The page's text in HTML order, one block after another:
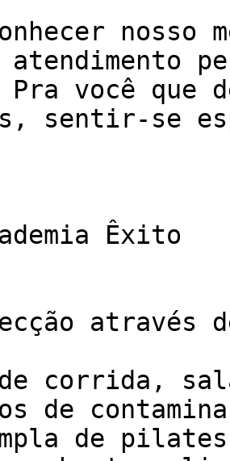
você que
sentir-se
Êxito
corrida,
de
de pilates